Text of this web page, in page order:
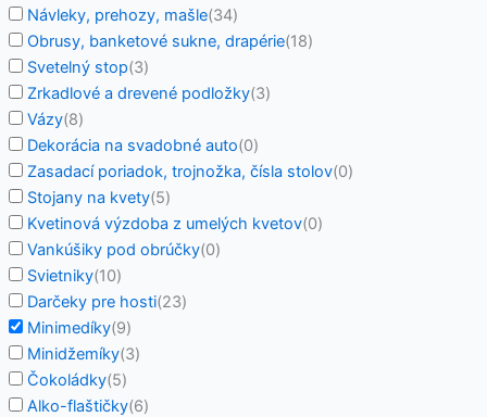
Návleky, prehozy, mašle(34)
Obrusy, banketové sukne, drapérie(18)
Svetelný stop(3)
Zrkadlové a drevené podložky(3)
Vázy(8)
Dekorácia na svadobné auto(0)
Zasadací poriadok, trojnožka, čísla stolov(0)
Stojany na kvety(5)
Kvetinová výzdoba z umelých kvetov(0)
Vankúšiky pod obrúčky(0)
Svietniky(10)
Darčeky pre hosti(23)
Minimedíky(9)
Minidžemíky(3)
Čokoládky(5)
Alko-flaštičky(6)